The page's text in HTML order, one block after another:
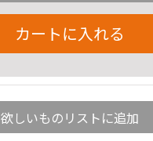
カートに入れる
欲しいものリストに追加